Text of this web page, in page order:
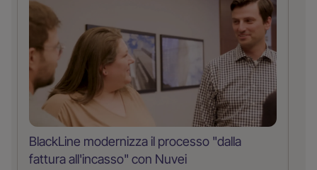
BlackLine modernizza il processo "dalla
fattura all'incasso" con Nuvei